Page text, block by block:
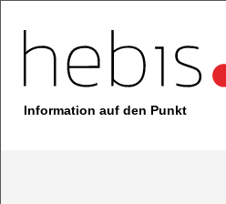
Information auf den Punkt